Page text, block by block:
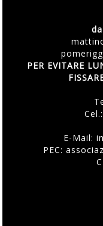
PER EVITARE
Cel.:
E-Mail:
PEC: